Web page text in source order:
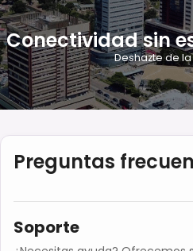
Conectividad sin
Deshazte de
Preguntas
Soporte